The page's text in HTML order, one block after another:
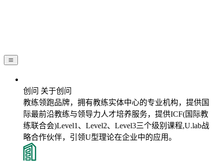
创问 关于创问
教练领跑品牌，拥有教练实体中心的专业机构，提供国
际最前沿教练与领导力人才培养服务，提供ICF(国际教
练联合会)Level1、Level2、Level3三个级别课程,U.lab战
略合作伙伴，引领U型理论在企业中的应用。